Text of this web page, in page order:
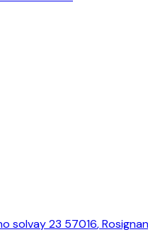
solvay 23 57016,